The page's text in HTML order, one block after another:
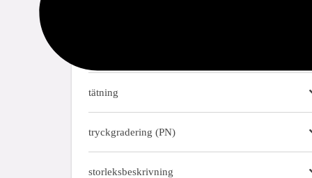
tätning
tryckgradering (PN)
storleksbeskrivning